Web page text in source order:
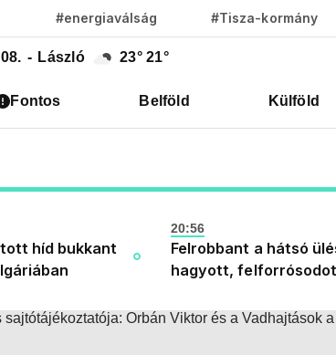
#energiaválság #Tisza-kormány
- László 23° 21°
Fontos Belföld Külföld
híd bukkant
20:56
Felrobbant a hátsó
hagyott,
Debrecenben